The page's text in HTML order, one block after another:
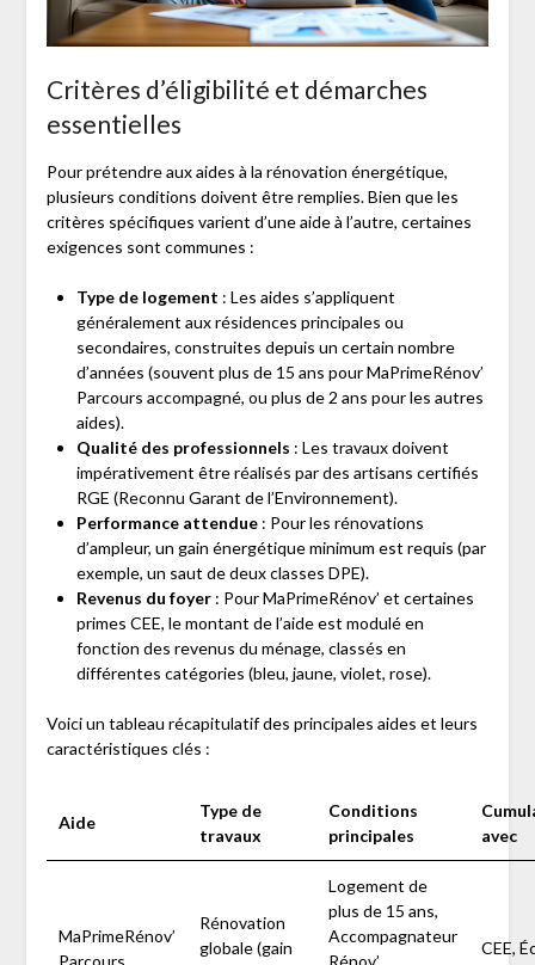
Critères d’éligibilité et démarches
essentielles
Pour prétendre aux aides à la rénovation énergétique,
plusieurs conditions doivent être remplies. Bien que les
critères spécifiques varient d’une aide à l’autre, certaines
exigences sont communes :
Type de logement : Les aides s’appliquent
généralement aux résidences principales ou
secondaires, construites depuis un certain nombre
d’années (souvent plus de 15 ans pour MaPrimeRénov’
Parcours accompagné, ou plus de 2 ans pour les autres
aides).
Qualité des professionnels : Les travaux doivent
impérativement être réalisés par des artisans certifiés
RGE (Reconnu Garant de l’Environnement).
Performance attendue: Pour les rénovations
d’ampleur, un gain énergétique minimum est requis (par
exemple, un saut de deux classes DPE).
Revenus du foyer: Pour MaPrimeRénov’ et certaines
primes CEE, le montant de l’aide est modulé en
fonction des revenus du ménage, classés en
différentes catégories (bleu, jaune, violet, rose).
Voici un tableau récapitulatif des principales aides et leurs
caractéristiques clés :
Aide
Type de
travaux
Conditions
principales
avec
MaPrimeRénov’
Parcours
Rénovation
globale (gain
Logement de
plus de 15 ans,
Accompagnateur
Rénov’
CEE,